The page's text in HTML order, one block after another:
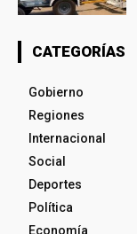
CATEGORÍAS
Gobierno
Regiones
Internacional
Social
Deportes
Política
Economía